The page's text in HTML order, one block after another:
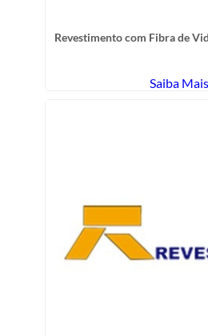
Revestimento com Fibra de
Saiba Mais